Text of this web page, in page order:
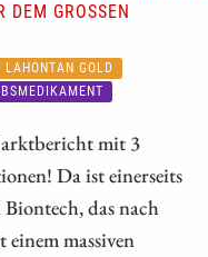
GROSSEN A
LAHONTAN GOLD
mit 3
Da ist einerseits
das nach
massiven